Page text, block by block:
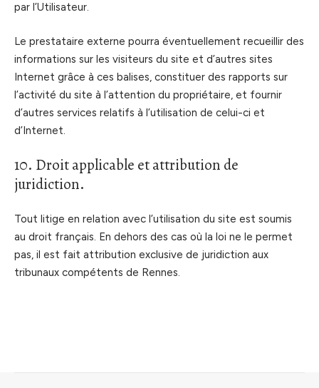
par l’Utilisateur.
Le prestataire externe pourra éventuellement recueillir des
informations sur les visiteurs du site et d’autres sites
Internet grâce à ces balises, constituer des rapports sur
l’activité du site à l’attention du propriétaire, et fournir
d’autres services relatifs à l’utilisation de celui-ci et
d’Internet.
10. Droit applicable et attribution de
juridiction.
Tout litige en relation avec l’utilisation du site est soumis
au droit français. En dehors des cas où la loi ne le permet
pas, il est fait attribution exclusive de juridiction aux
tribunaux compétents de Rennes.